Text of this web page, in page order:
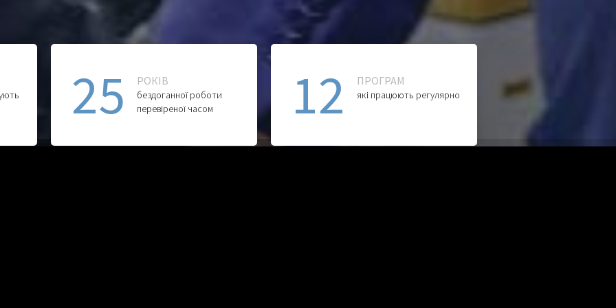
25 РОКІВ
бездоганної роботи
перевіреної часом
12 ПРОГРАМ
які працюють регулярно